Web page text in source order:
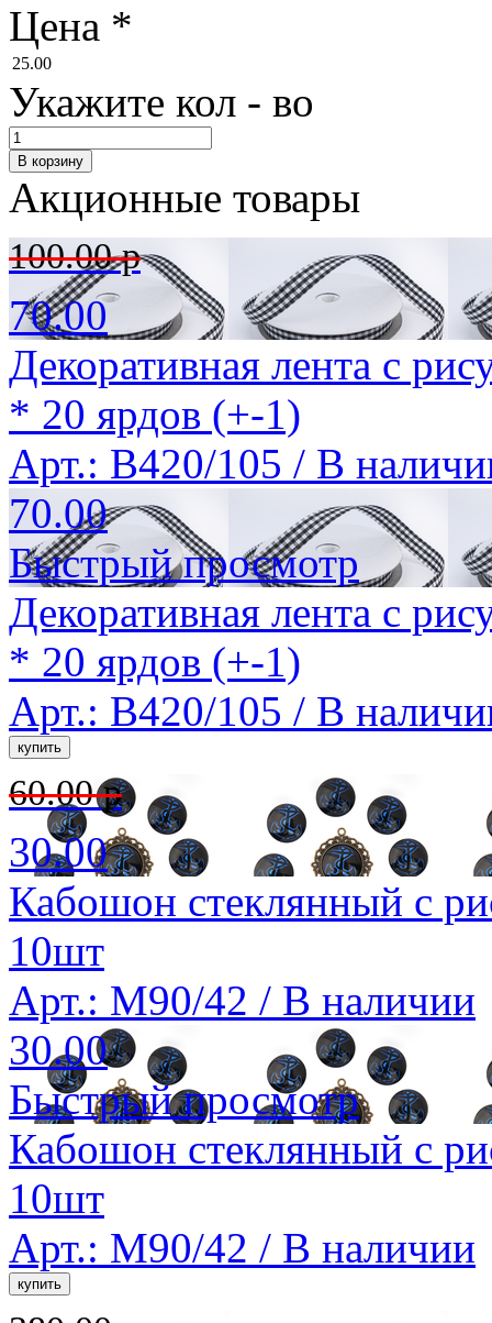
Цена *
25.00
Укажите кол - во
Акционные товары
100.00 р
70.00
Декоративная лента с
* 20 ярдов (+-1)
Арт.: B420/105 / В
70.00
Быстрый просмотр
Декоративная лента с
* 20 ярдов (+-1)
Арт.: B420/105 / В
60.00 р
30.00
Кабошон стеклянный с
10шт
Арт.: M90/42 / В наличии
30.00
Быстрый просмотр
Кабошон стеклянный с
10шт
Арт.: M90/42 / В наличии